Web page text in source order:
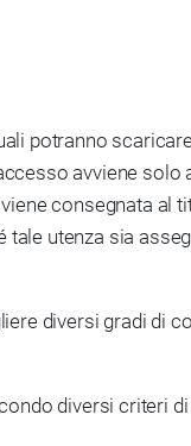
potranno
avviene solo
consegnata al
utenza sia
diversi gradi di
diversi criteri